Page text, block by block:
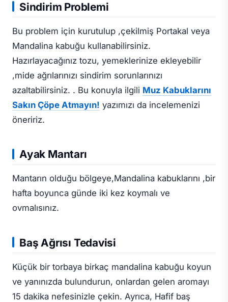
Sindirim Problemi
Bu problem için kurutulup ,çekilmiş Portakal veya
Mandalina kabuğu kullanabilirsiniz.
Hazırlayacağınız tozu, yemeklerinize ekleyebilir
,mide ağrılarınızı sindirim sorunlarınızı
azaltabilirsiniz. . Bu konuyla ilgili Muz Kabuklarını
Sakın Çöpe Atmayın! yazımızı da incelemenizi
öneririz.
Ayak Mantarı
Mantarın olduğu bölgeye,Mandalina kabuklarını ,bir
hafta boyunca günde iki kez koymalı ve
ovmalısınız.
Baş Ağrısı Tedavisi
Küçük bir torbaya birkaç mandalina kabuğu koyun
ve yanınızda bulundurun, onlardan gelen aromayı
15 dakika nefesinizle çekin. Ayrıca, Hafif baş